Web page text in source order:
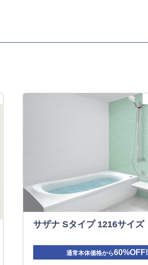
サザナ Sタイプ 1216サイズ
通常本体価格から60%OFF!